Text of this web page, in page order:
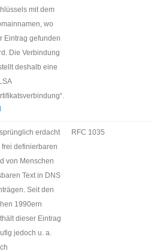
mit dem
wo
Eintrag gefunden
Die Verbindung
deshalb eine
erdacht
frei definierbaren
von Menschen
Text in DNS
Seit den
1990ern
dieser Eintrag
jedoch u. a.
RFC 1035